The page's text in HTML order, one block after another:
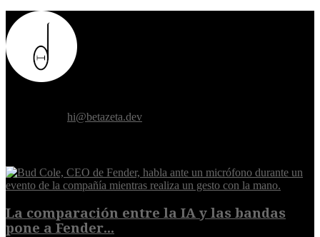
hi@betazeta.dev
La comparación entre la IA y las bandas
pone a Fender...